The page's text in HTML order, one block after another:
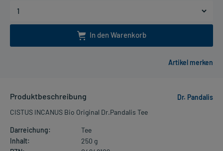
In den Warenkorb
Produktbeschreibung
Dr. Pandalis
CISTUS INCANUS Bio Original Dr.Pandalis Tee
Darreichung:
Tee
Inhalt:
250 g